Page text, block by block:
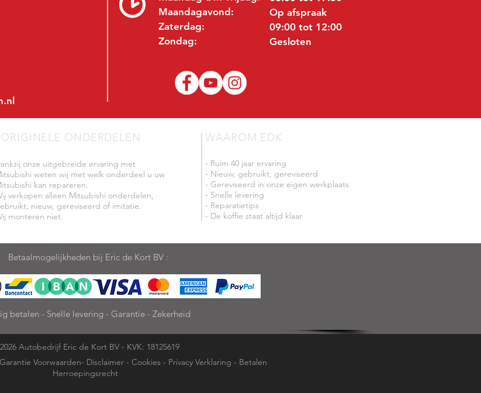
Maandagavond:
Zaterdag:
Zondag:
Op afspraak
09:00 tot 12:00
Gesloten
ORIGINELE ONDERDELEN
onze uitgebreide ervaring met
weten wij met welk onderdeel u uw
kan repareren.
verkopen alleen Mitsubishi onderdelen,
nieuw, gereviseerd of imitatie.
monteren niet.
WAAROM EDK
- Ruim 40 jaar ervaring
- Nieuw, gebruikt, gereviseerd
- Gereviseerd in onze eigen werkplaats
- Snelle levering
- Reparatietips
- De koffie staat altijd klaar
Betaalmogelijkheden bij Eric de Kort BV :
betalen - Snelle levering - Garantie - Zekerheid
Autobedrijf Eric de Kort BV - KVK: 18125619
Garantie Voorwaarden- Disclaimer - Cookies - Privacy Verklaring - Betalen
Herroepingsrecht